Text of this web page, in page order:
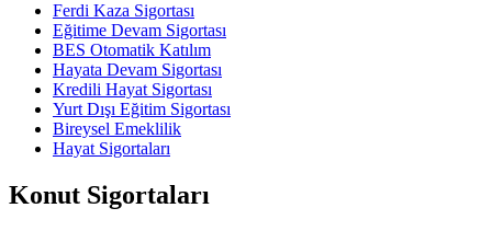
Ferdi Kaza Sigortası
Eğitime Devam Sigortası
BES Otomatik Katılım
Hayata Devam Sigortası
Kredili Hayat Sigortası
Yurt Dışı Eğitim Sigortası
Bireysel Emeklilik
Hayat Sigortaları
Konut Sigortaları